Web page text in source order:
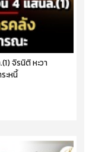
จิรนิติ หะวา
ะหนี้